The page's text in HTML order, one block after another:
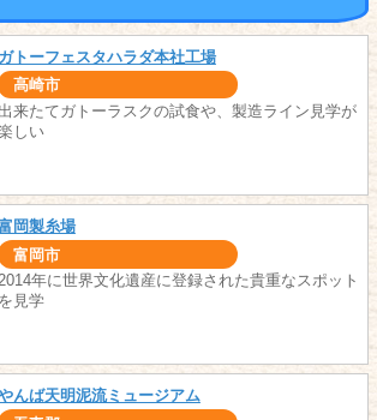
ガトーフェスタハラダ本社工場
高崎市
出来たてガトーラスクの試食や、製造ライン見学が
しい
岡製糸場
富岡市
年に世界文化遺産に登録された貴重なスポット
を見学
んば天明泥流ミュージアム